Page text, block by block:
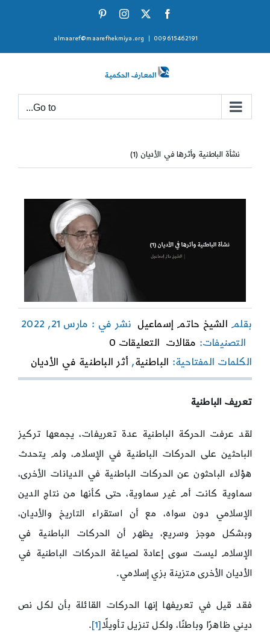
Facebook
X
Instagram
009615462191
almaaref@maarefhekmiya.org
Go to...
نشأة الباطنية وأثرها في الأديان (1)
بقلم الشيخ حاتم إسماعيل نشر في : مارس 21, 2022
التصنيفات: مقالات التعليقات 0
الباطنية
وأثرها
الكلمات المفتاحية: الباطنية, أثر الباطنية في الأديان
تعريف الباطنية
لقد عرفت الحركة الباطنية عدة تعريفات، يجمعها تركيز
الباحثين على الحركات الباطنية في الإسلام، ولم يتحدث
هؤلاء الباحثون عن الحركات الباطنية في الديانات الأخرى،
سماوية كانت أم غير سماوية، حتى كأنها من نتاج الدين
الإسلامي دون سواه، مع أن استقراء التاريخ والأديان،
وبشكل موجز وسريع، يظهر أن الحركات الباطنية في
الإسلام ليست سوى إعادة لصياغة الحركات الباطنية في
الأديان الأخرى متزينة بزي إسلامي.
فقد قيل في تعريفها إنها الحركات القائلة بأن لكل نص
ديني ظاهرًا وباطنًا، ولكل تنزيل تأويلًا [1]
.